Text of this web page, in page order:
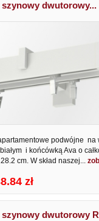
dwutorowy...
podwójne na
i końcówką Ava o
cm. W skład naszej...
zł
szynowy dwutorowy